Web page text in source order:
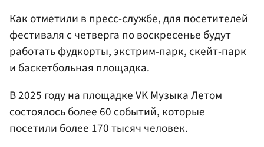
Как отметили в пресс-службе, для посетителей
фестиваля с четверга по воскресенье будут
работать фудкорты, экстрим-парк, скейт-парк
и баскетбольная площадка.
В 2025 году на площадке VK Музыка Летом
состоялось более 60 событий, которые
посетили более 170 тысяч человек.